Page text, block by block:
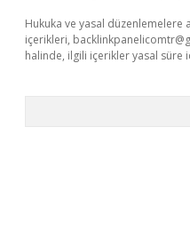
Hukuka ve yasal düzenlemelere
içerikleri,
halinde, ilgili içerikler yasal süre